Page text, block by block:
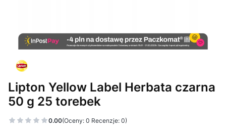
Lipton Yellow Label Herbata czarna
50 g 25 torebek
0.00(Oceny: 0 Recenzje: 0)